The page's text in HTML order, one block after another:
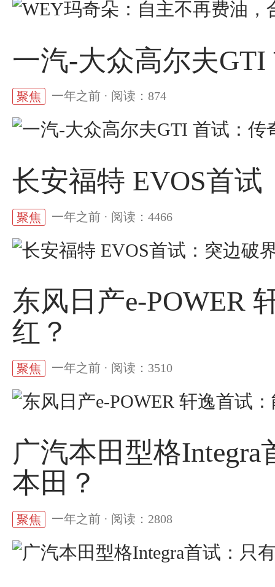
一汽-大众高尔夫
聚焦 一年之前 · 阅读：874
长安福特 EVOS首试
聚焦 一年之前 · 阅读：4466
东风日产e-POWER
红？
聚焦 一年之前 · 阅读：3510
广汽本田型格
本田？
聚焦 一年之前 · 阅读：2808